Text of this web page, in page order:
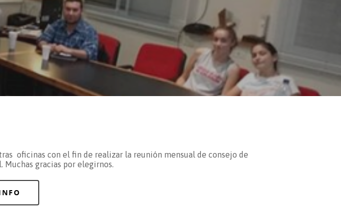
oficinas con el fin de realizar la reunión mensual de consejo de
Muchas gracias por elegirnos.